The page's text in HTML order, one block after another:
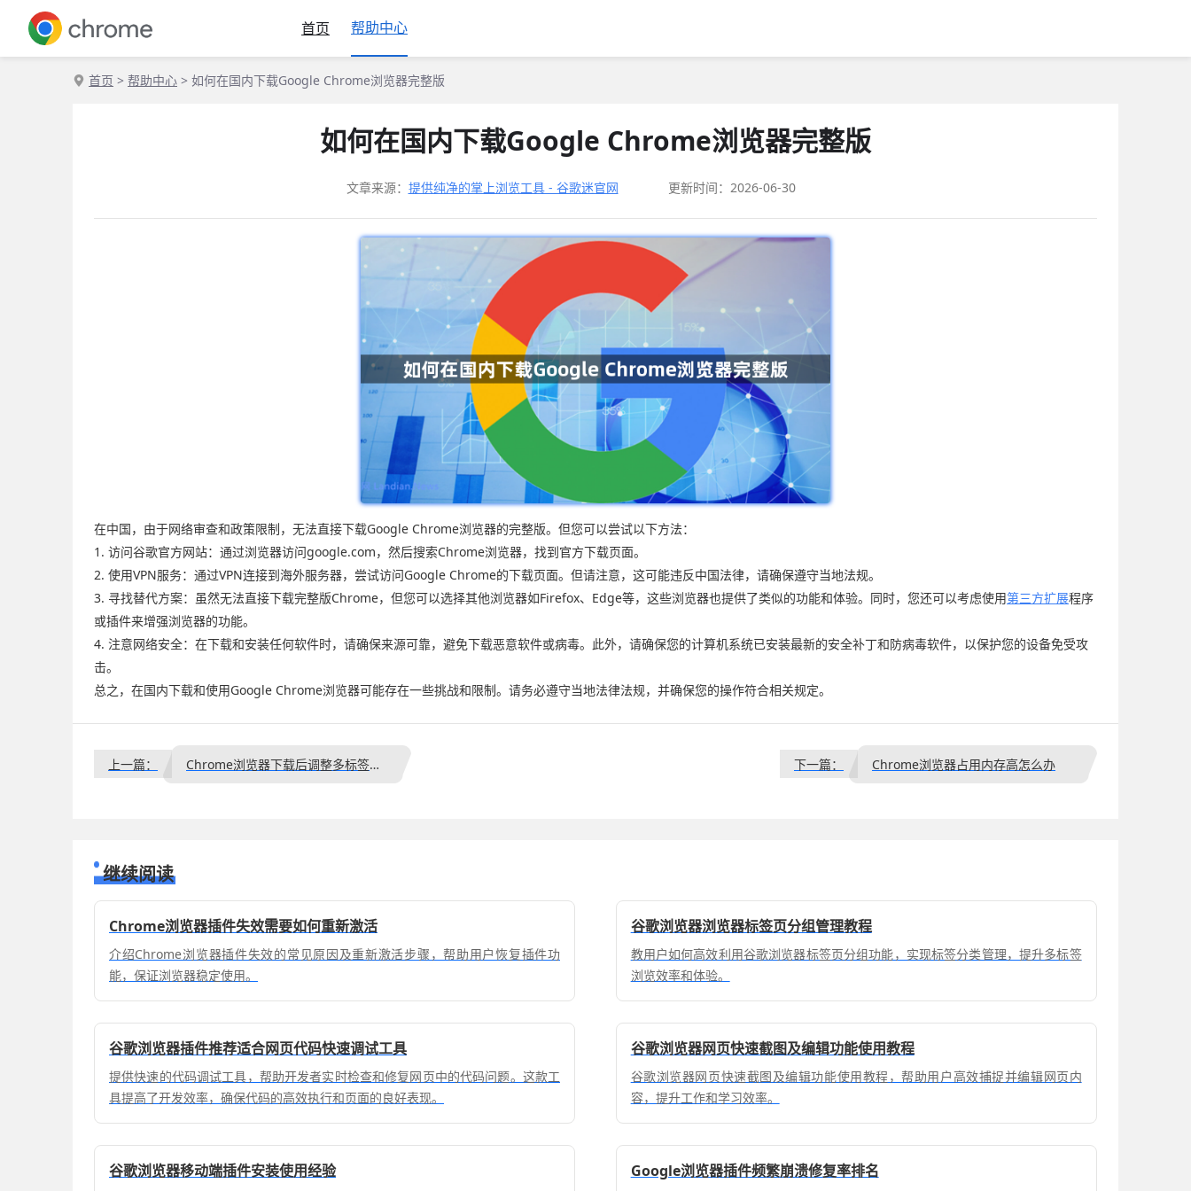
首页 帮助中心
首页 > 帮助中心 > 如何在国内下载Google Chrome浏览器完整版
如何在国内下载Google Chrome浏览器完整版
文章来源： 提供纯净的掌上浏览工具 - 谷歌迷官网 更新时间：2026-06-30
在中国，由于网络审查和政策限制，无法直接下载Google Chrome浏览器的完整版。但您可以尝试以下方法：
1. 访问谷歌官方网站：通过浏览器访问google.com，然后搜索Chrome浏览器，找到官方下载页面。
2. 使用VPN服务：通过VPN连接到海外服务器，尝试访问Google Chrome的下载页面。但请注意，这可能违反中国法律，请确保遵守当地法规。
3. 寻找替代方案：虽然无法直接下载完整版Chrome，但您可以选择其他浏览器如Firefox、Edge等，这些浏览器也提供了类似的功能和体验。同时，您还可以考虑使用第三方扩展程序
或插件来增强浏览器的功能。
4. 注意网络安全：在下载和安装任何软件时，请确保来源可靠，避免下载恶意软件或病毒。此外，请确保您的计算机系统已安装最新的安全补丁和防病毒软件，以保护您的设备免受攻
击。
总之，在国内下载和使用Google Chrome浏览器可能存在一些挑战和限制。请务必遵守当地法律法规，并确保您的操作符合相关规定。
上一篇： Chrome浏览器下载后调整多标签页和多窗口操作 下一篇： Chrome浏览器占用内存高怎么办
继续阅读
Chrome浏览器插件失效需要如何重新激活
介绍Chrome浏览器插件失效的常见原因及重新激活步骤，帮助用户恢复插件功
能，保证浏览器稳定使用。
谷歌浏览器浏览器标签页分组管理教程
教用户如何高效利用谷歌浏览器标签页分组功能，实现标签分类管理，提升多标签
浏览效率和体验。
谷歌浏览器插件推荐适合网页代码快速调试工具
提供快速的代码调试工具，帮助开发者实时检查和修复网页中的代码问题。这款工
具提高了开发效率，确保代码的高效执行和页面的良好表现。
谷歌浏览器网页快速截图及编辑功能使用教程
谷歌浏览器网页快速截图及编辑功能使用教程，帮助用户高效捕捉并编辑网页内
容，提升工作和学习效率。
谷歌浏览器移动端插件安装使用经验 Google浏览器插件频繁崩溃修复率排名